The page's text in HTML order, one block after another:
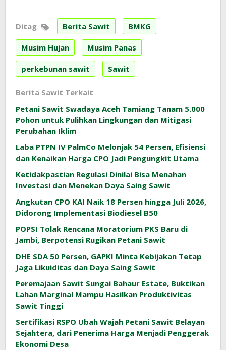
Ditag Berita Sawit BMKG
Musim Hujan Musim Panas
perkebunan sawit Sawit
Berita Sawit Terkait
Petani Sawit Swadaya Aceh Tamiang Tanam 5.000
Pohon untuk Pulihkan Lingkungan dan Mitigasi
Perubahan Iklim
Laba PTPN IV PalmCo Melonjak 54 Persen, Efisiensi
dan Kenaikan Harga CPO Jadi Pengungkit Utama
Ketidakpastian Regulasi Dinilai Bisa Menahan
Investasi dan Menekan Daya Saing Sawit
Angkutan CPO KAI Naik 18 Persen hingga Juli 2026,
Didorong Implementasi Biodiesel B50
POPSI Tolak Rencana Moratorium PKS Baru di
Jambi, Berpotensi Rugikan Petani Sawit
DHE SDA 50 Persen, GAPKI Minta Kebijakan Tetap
Jaga Likuiditas dan Daya Saing Sawit
Peremajaan Sawit Sungai Bahaur Estate, Buktikan
Lahan Marginal Mampu Hasilkan Produktivitas
Sawit Tinggi
Sertifikasi RSPO Ubah Wajah Petani Sawit Belayan
Sejahtera, dari Penerima Harga Menjadi Penggerak
Ekonomi Desa